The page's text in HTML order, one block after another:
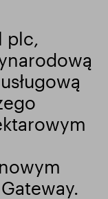
plc,